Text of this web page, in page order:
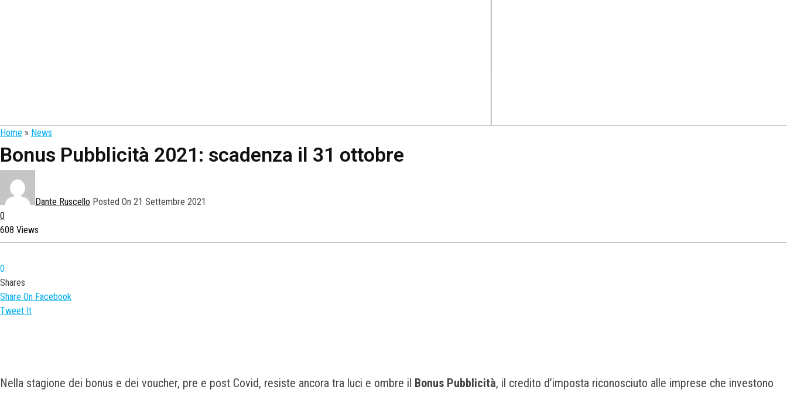
Home » News
Bonus Pubblicità 2021: scadenza il 31 ottobre
Dante Ruscello Posted On 21 Settembre 2021
0
608 Views
0
Shares
Share On Facebook
Tweet It
Nella stagione dei bonus e dei voucher, pre e post Covid, resiste ancora tra luci e ombre il Bonus Pubblicità, il credito d’imposta riconosciuto alle imprese che investono